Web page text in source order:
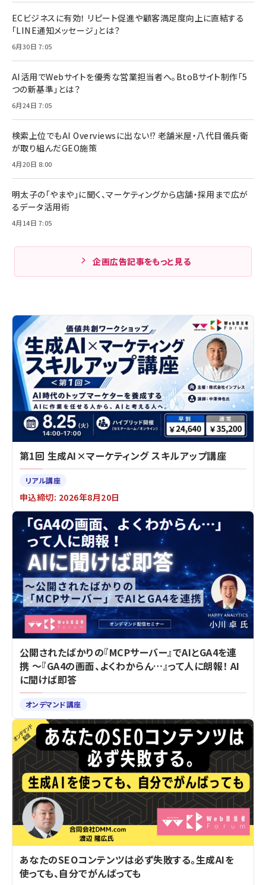
ECビジネスに有効！ リピート促進や顧客満足度向上に直結する
「LINE通知メッセージ」とは？
6月30日 7:05
AI活用でWebサイトを優秀な営業担当者へ。BtoBサイト制作「5
つの新基準」とは？
6月24日 7:05
検索上位でもAI Overviewsに出ない!? 老舗米屋・八代目儀兵衛
が取り組んだGEO施策
4月20日 8:00
明太子の「やまや」に聞く、マーケティングから店舗・採用まで広が
るデータ活用術
4月14日 7:05
企画広告記事をもっと見る
第1回 生成AI×マーケティング スキルアップ講座
リアル講座
申込締切: 2026年8月20日
公開されたばかりの『MCPサーバー』でAIとGA4を連
携 ～『GA4の画面、よくわからん…』って人に朗報！ AI
に聞けば即答
オンデマンド講座
あなたのSEOコンテンツは必ず失敗する。生成AIを
使っても、自分でがんばっても